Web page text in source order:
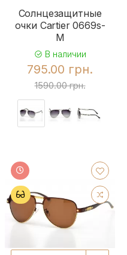
Солнцезащитные
очки Cartier 0669s-
M
В наличии
795.00 грн.
1590.00 грн.